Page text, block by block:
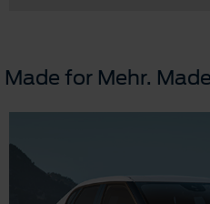
Made for Mehr.